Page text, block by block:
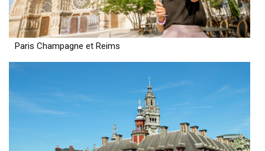
Paris Champagne et Reims